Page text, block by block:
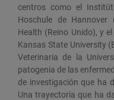
centros como el
Hoschule de Hannover
Health (Reino Unido), y
Kansas State University
Veterinaria de la
patogenia de las
de investigación que ha
Una trayectoria que ha